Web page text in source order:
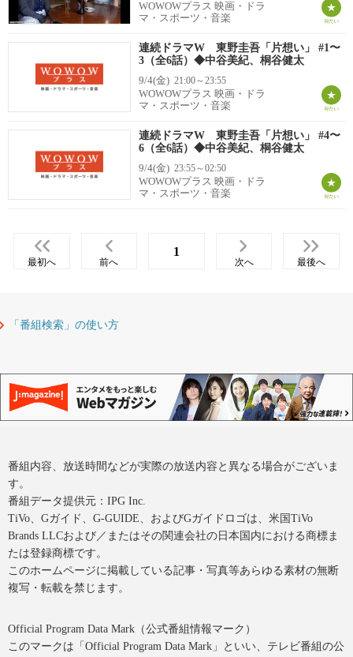
WOWOWプラス 映画・ドラ
マ・スポーツ・音楽
連続ドラマW 東野圭吾「片想い」 #1〜
3（全6話）◆中谷美紀、桐谷健太
9/4(金) 21:00～23:55
WOWOWプラス 映画・ドラ
マ・スポーツ・音楽
連続ドラマW 東野圭吾「片想い」 #4〜
6（全6話）◆中谷美紀、桐谷健太
9/4(金) 23:55～02:50
WOWOWプラス 映画・ドラ
マ・スポーツ・音楽
最初へ 前へ
1
次へ 最後へ
「番組検索」の使い方
番組内容、放送時間などが実際の放送内容と異なる場合がございま
す。
番組データ提供元：IPG Inc.
TiVo、Gガイド、G-GUIDE、およびGガイドロゴは、米国TiVo
Brands LLCおよび／またはその関連会社の日本国内における商標ま
たは登録商標です。
このホームページに掲載している記事・写真等あらゆる素材の無断
複写・転載を禁じます。
Official Program Data Mark（公式番組情報マーク）
このマークは「Official Program Data Mark」といい、テレビ番組の公